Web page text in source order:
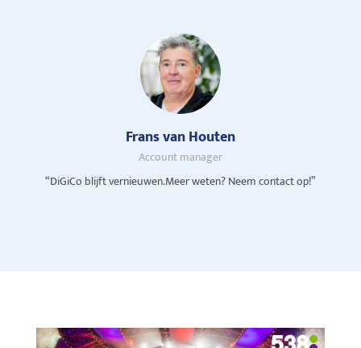
Frans van Houten
Account manager
“DiGiCo blijft vernieuwen.Meer weten? Neem contact op!”